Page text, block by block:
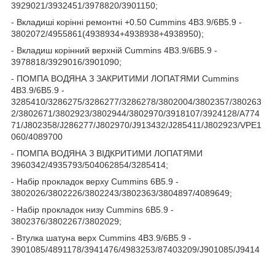
3929021/3932451/3978820/3901150;
- Вкладиші корінні ремонтні +0.50 Cummins 4B3.9/6B5.9 -
3802072/4955861(4938934+4938938+4938950);
- Вкладиш корінний верхній Cummins 4B3.9/6B5.9 -
3978818/3929016/3901090;
- ПОМПА ВОДЯНА З ЗАКРИТИМИ ЛОПАТЯМИ Cummins
4B3.9/6B5.9 -
3285410/3286275/3286277/3286278/3802004/3802357/380263
2/3802671/3802923/3802944/3802970/3918107/3924128/A774
71/J802358/J286277/J802970/J913432/J285411/J802923/VPE1
060/4089700
- ПОМПА ВОДЯНА З ВІДКРИТИМИ ЛОПАТЯМИ
3960342/4935793/504062854/3285414;
- Набір прокладок верху Cummins 6B5.9 -
3802026/3802226/3802243/3802363/3804897/4089649;
- Набір прокладок низу Cummins 6B5.9 -
3802376/3802267/3802029;
- Втулка шатуна верх Cummins 4B3.9/6B5.9 -
3901085/4891178/3941476/4983253/87403209/J901085/J9414